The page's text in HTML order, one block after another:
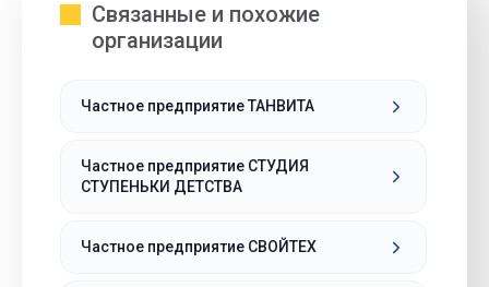
Связанные и похожие
организации
Частное предприятие ТАНВИТА
Частное предприятие СТУДИЯ
СТУПЕНЬКИ ДЕТСТВА
Частное предприятие СВОЙТЕХ